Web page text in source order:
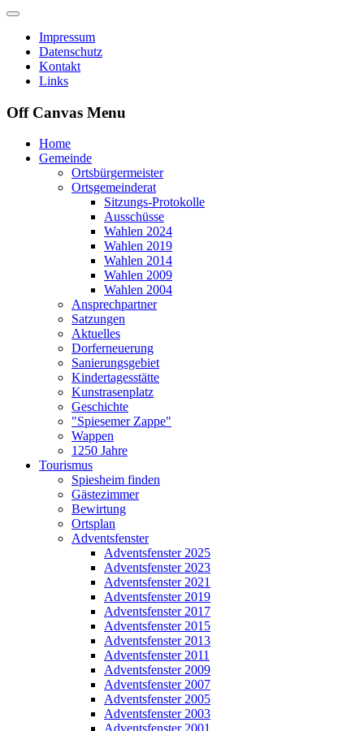
Impressum
Datenschutz
Kontakt
Links
Off Canvas Menu
Home
Gemeinde
Ortsbürgermeister
Ortsgemeinderat
Sitzungs-Protokolle
Ausschüsse
Wahlen 2024
Wahlen 2019
Wahlen 2014
Wahlen 2009
Wahlen 2004
Ansprechpartner
Satzungen
Aktuelles
Dorferneuerung
Sanierungsgebiet
Kindertagesstätte
Kunstrasenplatz
Geschichte
"Spiesemer Zappe"
Wappen
1250 Jahre
Tourismus
Spiesheim finden
Gästezimmer
Bewirtung
Ortsplan
Adventsfenster
Adventsfenster 2025
Adventsfenster 2023
Adventsfenster 2021
Adventsfenster 2019
Adventsfenster 2017
Adventsfenster 2015
Adventsfenster 2013
Adventsfenster 2011
Adventsfenster 2009
Adventsfenster 2007
Adventsfenster 2005
Adventsfenster 2003